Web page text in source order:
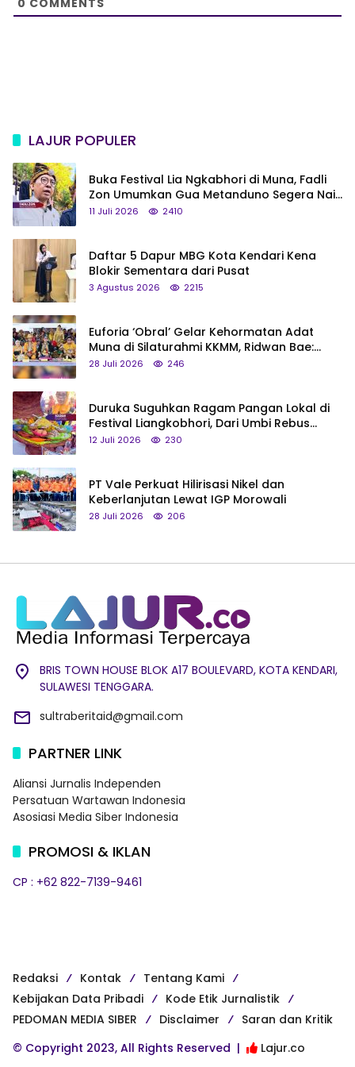
0 COMMENTS
LAJUR POPULER
Buka Festival Lia Ngkabhori di Muna, Fadli
Zon Umumkan Gua Metanduno Segera Naik
Status Jadi Cagar Budaya Nasional
11 Juli 2026 2410
Daftar 5 Dapur MBG Kota Kendari Kena
Blokir Sementara dari Pusat
3 Agustus 2026 2215
Euforia ‘Obral’ Gelar Kehormatan Adat
Muna di Silaturahmi KKMM, Ridwan Bae:
Saya Bukan Tipe Begitu, Belum Pantas!
28 Juli 2026 246
Duruka Suguhkan Ragam Pangan Lokal di
Festival Liangkobhori, Dari Umbi Rebus
hingga Tumpeng Beras Muna
12 Juli 2026 230
PT Vale Perkuat Hilirisasi Nikel dan
Keberlanjutan Lewat IGP Morowali
28 Juli 2026 206
BRIS TOWN HOUSE BLOK A17 BOULEVARD, KOTA KENDARI,
SULAWESI TENGGARA.
sultraberitaid@gmail.com
PARTNER LINK
Aliansi Jurnalis Independen
Persatuan Wartawan Indonesia
Asosiasi Media Siber Indonesia
PROMOSI & IKLAN
CP : +62 822-7139-9461
Redaksi Kontak
Tentang Kami
Kebijakan Data Pribadi
Kode Etik Jurnalistik
PEDOMAN MEDIA SIBER
Disclaimer
Saran dan Kritik
© Copyright 2023, All Rights Reserved |
Lajur.co